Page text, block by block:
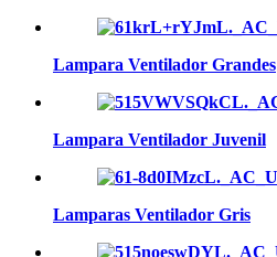
Lampara Ventilador Grandes
Lampara Ventilador Juvenil
Lamparas Ventilador Gris